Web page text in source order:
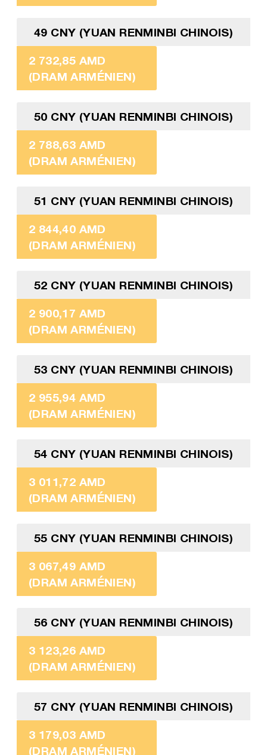
49 CNY (YUAN RENMINBI CHINOIS)
2 732,85 AMD
(DRAM ARMÉNIEN)
50 CNY (YUAN RENMINBI CHINOIS)
2 788,63 AMD
(DRAM ARMÉNIEN)
51 CNY (YUAN RENMINBI CHINOIS)
2 844,40 AMD
(DRAM ARMÉNIEN)
52 CNY (YUAN RENMINBI CHINOIS)
2 900,17 AMD
(DRAM ARMÉNIEN)
53 CNY (YUAN RENMINBI CHINOIS)
2 955,94 AMD
(DRAM ARMÉNIEN)
54 CNY (YUAN RENMINBI CHINOIS)
3 011,72 AMD
(DRAM ARMÉNIEN)
55 CNY (YUAN RENMINBI CHINOIS)
3 067,49 AMD
(DRAM ARMÉNIEN)
56 CNY (YUAN RENMINBI CHINOIS)
3 123,26 AMD
(DRAM ARMÉNIEN)
57 CNY (YUAN RENMINBI CHINOIS)
3 179,03 AMD
(DRAM ARMÉNIEN)